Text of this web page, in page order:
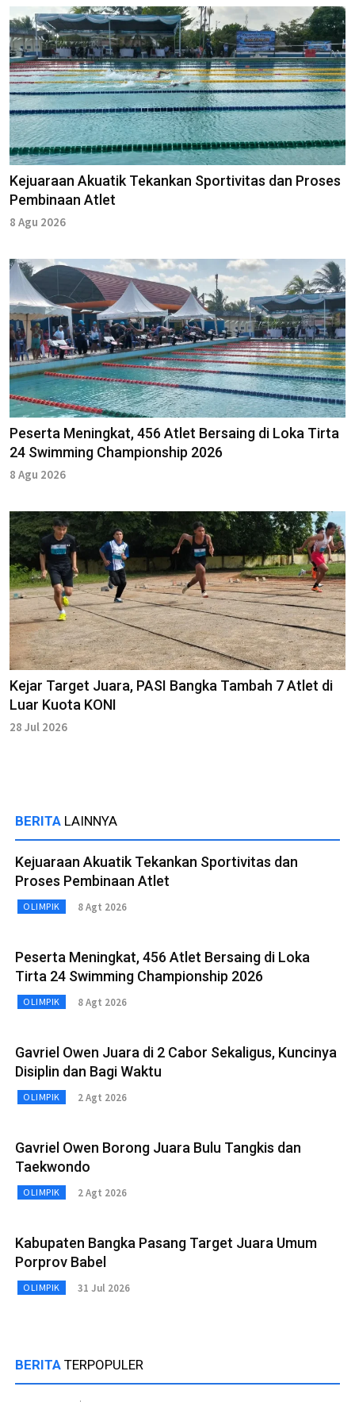
Kejuaraan Akuatik Tekankan Sportivitas dan Proses
Pembinaan Atlet
8 Agu 2026
Peserta Meningkat, 456 Atlet Bersaing di Loka Tirta
24 Swimming Championship 2026
8 Agu 2026
Kejar Target Juara, PASI Bangka Tambah 7 Atlet di
Luar Kuota KONI
28 Jul 2026
BERITA LAINNYA
Kejuaraan Akuatik Tekankan Sportivitas dan
Proses Pembinaan Atlet
OLIMPIK 8 Agt 2026
Peserta Meningkat, 456 Atlet Bersaing di Loka
Tirta 24 Swimming Championship 2026
OLIMPIK 8 Agt 2026
Gavriel Owen Juara di 2 Cabor Sekaligus, Kuncinya
Disiplin dan Bagi Waktu
OLIMPIK 2 Agt 2026
Gavriel Owen Borong Juara Bulu Tangkis dan
Taekwondo
OLIMPIK 2 Agt 2026
Kabupaten Bangka Pasang Target Juara Umum
Porprov Babel
OLIMPIK 31 Jul 2026
BERITA TERPOPULER